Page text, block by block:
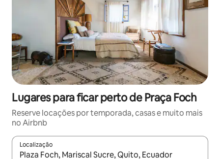
Lugares para ficar perto de Praça Foch
Reserve locações por temporada, casas e muito mais
no Airbnb
Localização
Quando os resultados estiverem disponíveis, explore-os